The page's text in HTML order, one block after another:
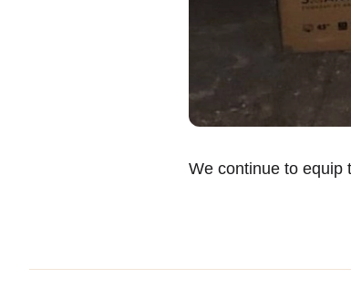
We continue to equip